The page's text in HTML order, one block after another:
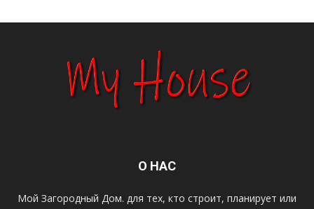
О НАС
Мой Загородный Дом. для тех, кто строит, планирует или